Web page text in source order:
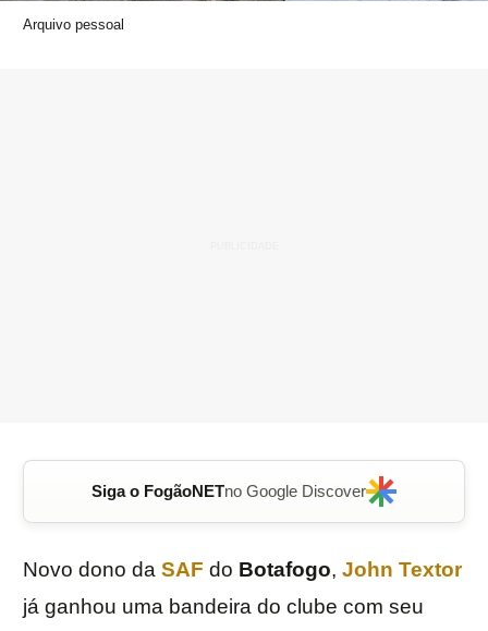
Arquivo pessoal
Siga o FogãoNETno Google Discover
Novo dono da SAF do Botafogo, John Textor
já ganhou uma bandeira do clube com seu